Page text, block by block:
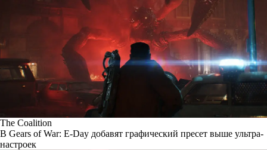
The Coalition
В Gears of War: E-Day добавят графический пресет выше ультра-
настроек